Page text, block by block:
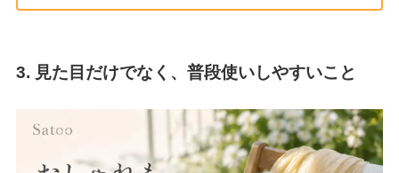
3. 見た目だけでなく、普段使いしやすいこと